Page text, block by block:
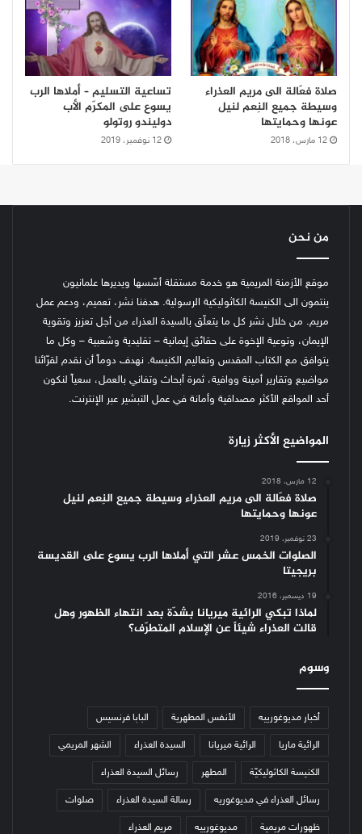
صلاة فعّالة الى مريم العذراء
وسيطة جميع النِعم لنيل
عونها وحمايتها
12 مارس، 2018
تساعية التسليم – أملاها الرب
يسوع على المكرّم الأب
دوليندو روتولو
12 نوفمبر، 2019
من نحن
موقع الأزمنة المريمية هو خدمة مستقلة أسّسها ويديرها علمانيون
ينتمون الى الكنيسة الكاثوليكية الرسولية. هدفنا نشر، تعميم، ودعم عمل
مريم. من خلال نشر كل ما يتعلّق بالسيدة العذراء من أجل تعزيز وتقوية
الإيمان، وتوعية الإخوة على حقائق إيمانية – تقليدية وشعبية – وكل ما
يتوافق مع الكتاب المقدس وتعاليم الكنيسة. نهدف دوماً أن نقدم لقرّائنا
مواضيع وتقارير أمينة ووافية، ثمرة أبحاث وتفاني بالعمل، سعياً لنكون
أحد المواقع الأكثر مصداقية وأمانة في عمل التبشير عبر الإنترنت.
المواضيع الأكثر زيارة
12 مارس، 2018
صلاة فعّالة الى مريم العذراء وسيطة جميع النِعم لنيل
عونها وحمايتها
23 نوفمبر، 2019
الصلوات الخمس عشر التي أملاها الرب يسوع على القديسة
بريجيتا
19 ديسمبر، 2016
لماذا تبكي الرائية ميريانا بشدّة بعد انتهاء الظهور وهل
قالت العذراء شيئاً عن الإسلام المتطرّف؟
وسوم
أخبار مديوغورييه الأنفس المطهرية البابا فرنسيس
الرائية ماريا الرائية ميريانا السيدة العذراء الشهر المريمي
الكنيسة الكاثوليكيّة المطهر رسائل السيدة العذراء
رسائل العذراء في مديوغوريه رسالة السيدة العذراء صلوات
ظهورات مريمية مديوغورييه مريم العذراء